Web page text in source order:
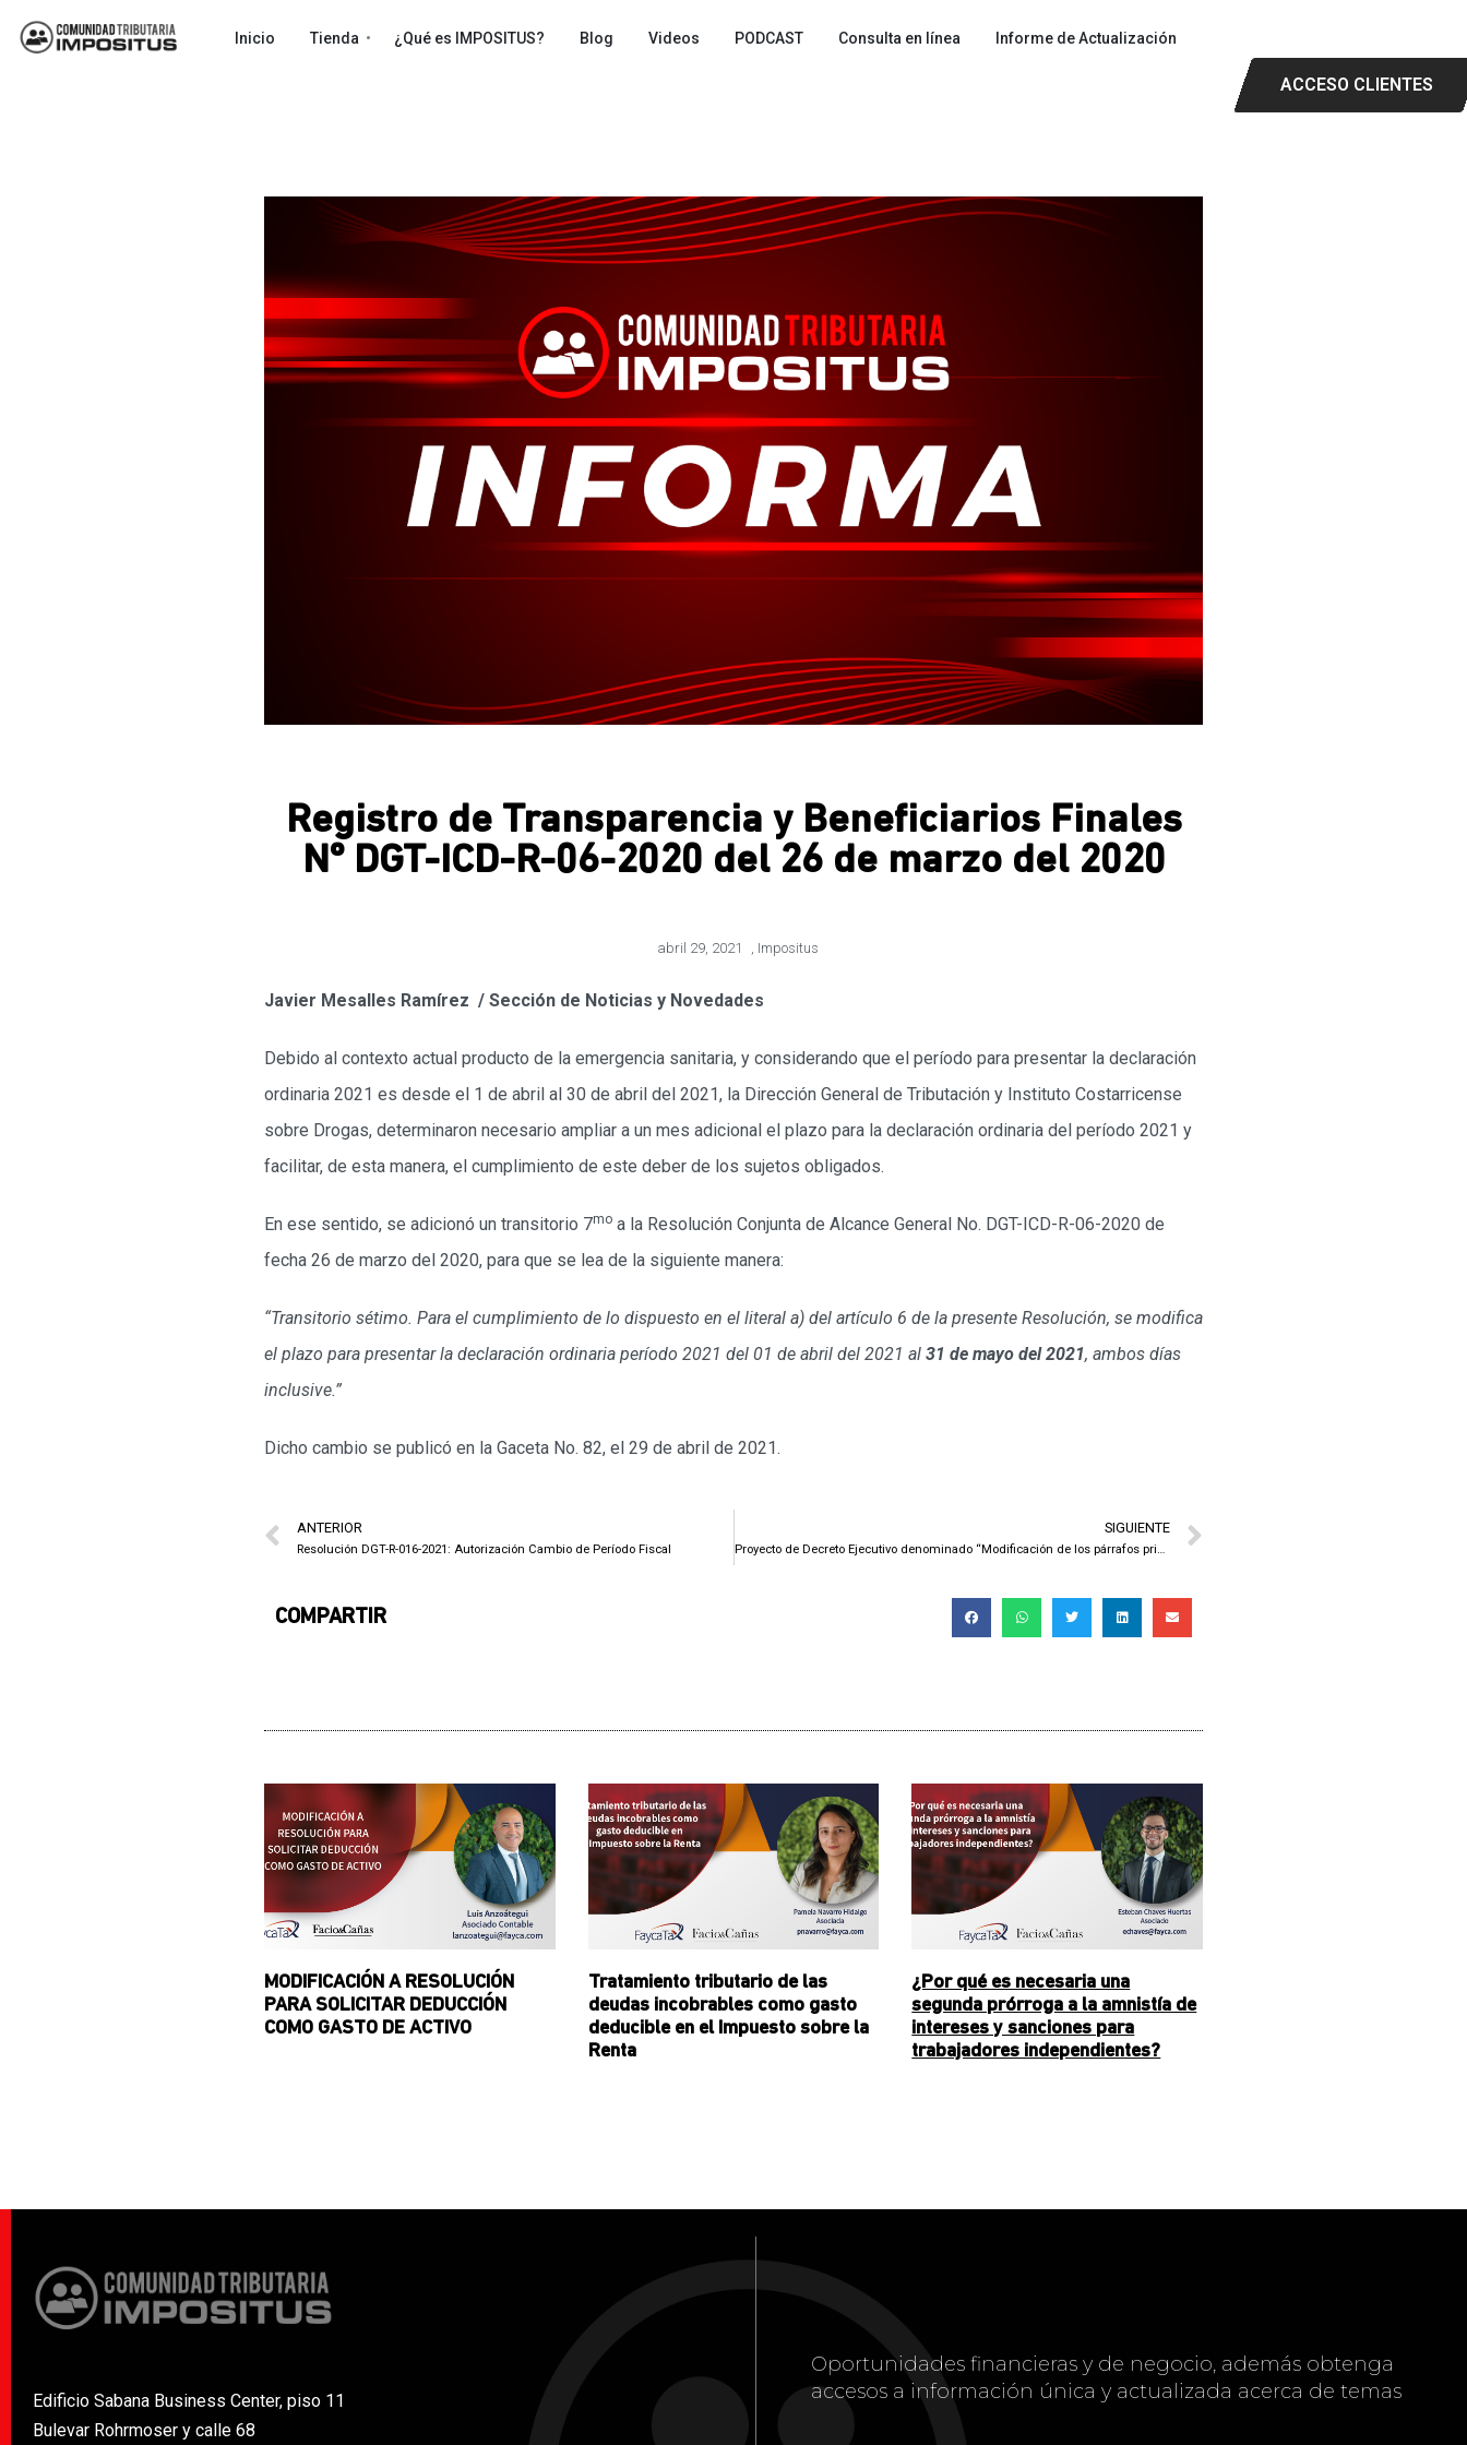
Inicio Tienda ¿Qué es IMPOSITUS? Blog Videos PODCAST Consulta en línea Informe de Actualización
ACCESO CLIENTES
Registro de Transparencia y Beneficiarios Finales
Nº DGT-ICD-R-06-2020 del 26 de marzo del 2020
abril 29, 2021 , Impositus
Javier Mesalles Ramírez / Sección de Noticias y Novedades
Debido al contexto actual producto de la emergencia sanitaria, y considerando que el período para presentar la declaración
ordinaria 2021 es desde el 1 de abril al 30 de abril del 2021, la Dirección General de Tributación y Instituto Costarricense
sobre Drogas, determinaron necesario ampliar a un mes adicional el plazo para la declaración ordinaria del período 2021 y
facilitar, de esta manera, el cumplimiento de este deber de los sujetos obligados.
En ese sentido, se adicionó un transitorio 7mo a la Resolución Conjunta de Alcance General No. DGT-ICD-R-06-2020 de
fecha 26 de marzo del 2020, para que se lea de la siguiente manera:
“Transitorio sétimo. Para el cumplimiento de lo dispuesto en el literal a) del artículo 6 de la presente Resolución, se modifica
el plazo para presentar la declaración ordinaria período 2021 del 01 de abril del 2021 al 31 de mayo del 2021, ambos días
inclusive.”
Dicho cambio se publicó en la Gaceta No. 82, el 29 de abril de 2021.
ANTERIOR
Resolución DGT-R-016-2021: Autorización Cambio de Período Fiscal
SIGUIENTE
COMPARTIR
MODIFICACIÓN A RESOLUCIÓN
PARA SOLICITAR DEDUCCIÓN
COMO GASTO DE ACTIVO
Tratamiento tributario de las
deudas incobrables como gasto
deducible en el Impuesto sobre la
Renta
¿Por qué es necesaria una
segunda prórroga a la amnistía de
intereses y sanciones para
trabajadores independientes?
Edificio Sabana Business Center, piso 11
Bulevar Rohrmoser y calle 68
Oportunidades financieras y de negocio, además obtenga
accesos a información única y actualizada acerca de temas